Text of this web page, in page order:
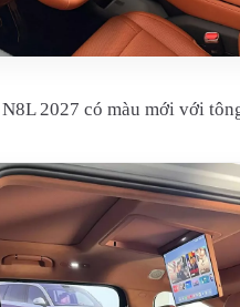
2027 có màu mới với